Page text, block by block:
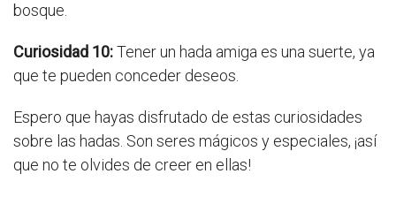
bosque.
Curiosidad 10:Tener un hada amiga es una suerte, ya
que te pueden conceder deseos.
Espero que hayas disfrutado de estas curiosidades
sobre las hadas. Son seres mágicos y especiales, ¡así
que no te olvides de creer en ellas!